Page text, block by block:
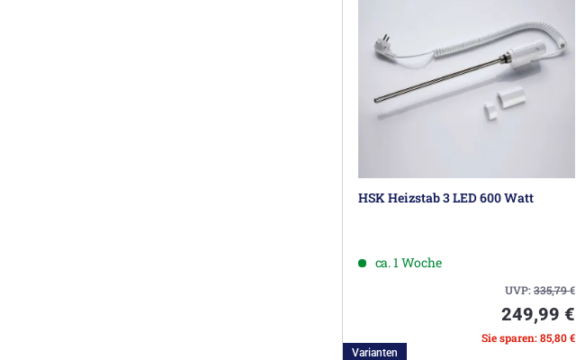
HSK Heizstab 3 LED 600 Watt
ca. 1 Woche
UVP:335,79€
249,99 €
Sie sparen: 85,80 €
Varianten